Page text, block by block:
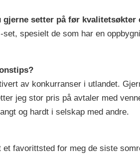
gjerne setter på før
spesielt de som har en
av konkurranser i utlandet.
jeg stor pris på avtaler med
og hardt i selskap med andre.
et favorittsted for meg de siste